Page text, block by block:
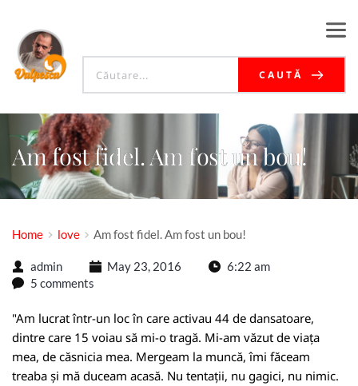
CAUTĂ
Am fost fidel. Am fost un bou!
Home love Am fost fidel. Am fost un bou!
admin May 23, 2016
6:22 am
5 comments
"Am lucrat într-un loc în care activau 44 de dansatoare,
dintre care 15 voiau să mi-o tragă. Mi-am văzut de viața
mea, de căsnicia mea. Mergeam la muncă, îmi făceam
treaba și mă duceam acasă. Nu tentații, nu gagici, nu nimic.